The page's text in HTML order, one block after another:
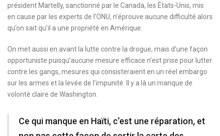
président Martelly, sanctionné par le Canada, les États-Unis, mis
en cause par les experts de l’ONU, n’éprouve aucune difficulté alors
qu’on sait qu’il a une propriété en Amérique.
On met aussi en avant la lutte contre la drogue, mais d’une façon
opportuniste puisqu’aucune mesure efficace n’est prise pour lutter
contre les gangs, mesures qui consisteraient en un réel embargo
sur les armes et la levée de l’impunité. Il y a là un manque de
volonté claire de Washington.
Ce qui manque en Haïti, c’est une réparation, et